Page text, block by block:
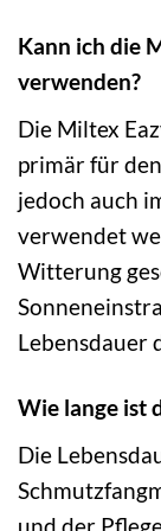
Kann ich die
verwenden?
Die Miltex
primär für
jedoch auch
verwendet
Witterung
Lebensdauer
Wie lange ist
Die
und der